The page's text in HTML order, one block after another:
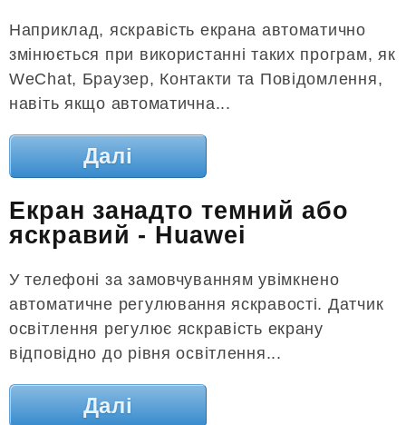
Наприклад, яскравість екрана автоматично
змінюється при використанні таких програм, як
WeChat, Браузер, Контакти та Повідомлення,
навіть якщо автоматична...
Далі
Екран занадто темний або
яскравий - Huawei
У телефоні за замовчуванням увімкнено
автоматичне регулювання яскравості. Датчик
освітлення регулює яскравість екрану
відповідно до рівня освітлення...
Далі